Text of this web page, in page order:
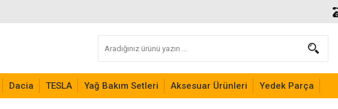
Dacia TESLA Yağ Bakım Setleri Aksesuar Ürünleri Yedek Parça